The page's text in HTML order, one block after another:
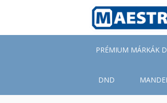
content
PRÉMIUM MÁRKÁK
DND